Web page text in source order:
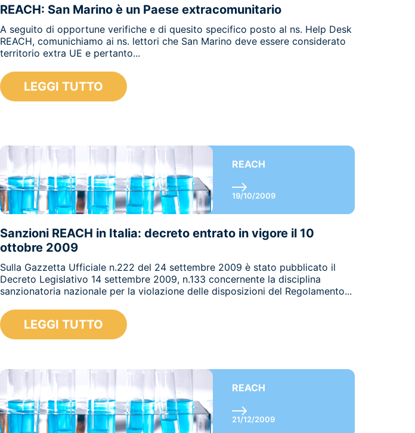
REACH: San Marino è un Paese extracomunitario
A seguito di opportune verifiche e di quesito specifico posto al ns. Help Desk
REACH, comunichiamo ai ns. lettori che San Marino deve essere considerato
territorio extra UE e pertanto...
LEGGI TUTTO
REACH
19/10/2009
Sanzioni REACH in Italia: decreto entrato in vigore il 10
ottobre 2009
Sulla Gazzetta Ufficiale n.222 del 24 settembre 2009 è stato pubblicato il
Decreto Legislativo 14 settembre 2009, n.133 concernente la disciplina
sanzionatoria nazionale per la violazione delle disposizioni del Regolamento...
LEGGI TUTTO
REACH
21/12/2009